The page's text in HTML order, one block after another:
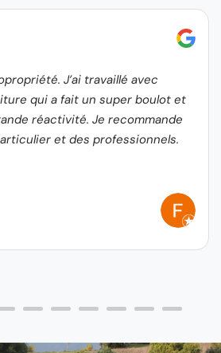
J’ai travaillé avec
qui a fait un super boulot et
réactivité. Je recommande
et des professionnels.